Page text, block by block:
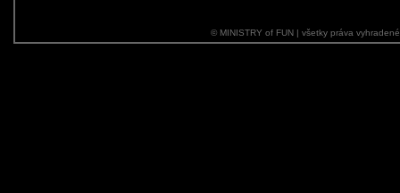
© MINISTRY of FUN | všetky práva